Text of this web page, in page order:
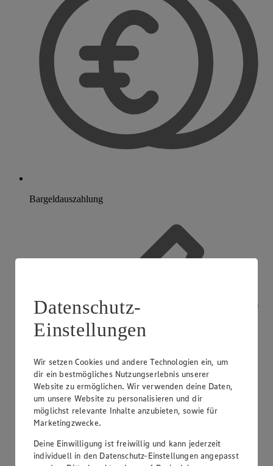
Bargeldauszahlung
Datenschutz-
Einstellungen
Wir setzen Cookies und andere Technologien ein, um
dir ein bestmögliches Nutzungserlebnis unserer
Website zu ermöglichen. Wir verwenden deine Daten,
um unsere Website zu personalisieren und dir
möglichst relevante Inhalte anzubieten, sowie für
Marketingzwecke.
Deine Einwilligung ist freiwillig und kann jederzeit
individuell in den Datenschutz-Einstellungen angepasst